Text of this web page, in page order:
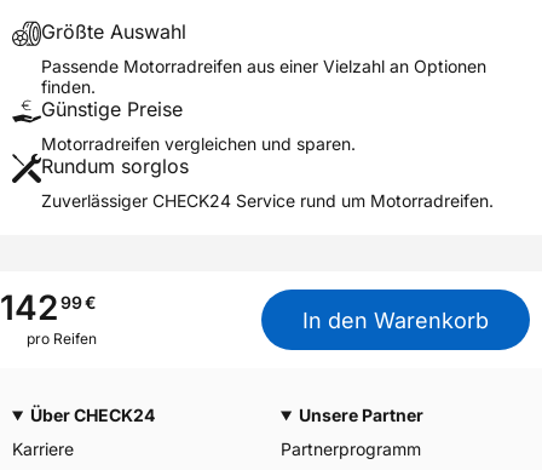
Verwendung
Modellname
COBRA CHROME AV91
Reifenposition
Motorradtyp
Cruiser
Weitere Eigenschaften
M+S
Nein
Verstärkt
3PMSF / Alpine-Symbol
Nein
Allgemeine Produktsicherheit (GPSR)
Größte Auswahl
Passende Motorradreifen aus einer Vielzahl an Optionen
finden.
Günstige Preise
Motorradreifen vergleichen und sparen.
Rundum sorglos
Zuverlässiger CHECK24 Service rund um Motorradreifen.
14299€
pro Reifen
In den Warenkorb
Über CHECK24
Karriere
Unsere Partner
Partnerprogramm